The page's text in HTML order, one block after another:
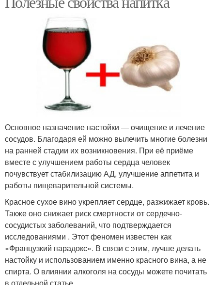
Основное назначение настойки — очищение и лечение
сосудов. Благодаря ей можно вылечить многие болезни
на ранней стадии их возникновения. При её приёме
вместе с улучшением работы сердца человек
почувствует стабилизацию АД, улучшение аппетита и
работы пищеварительной системы.
Красное сухое вино укрепляет сердце, разжижает кровь.
Также оно снижает риск смертности от сердечно-
сосудистых заболеваний, что подтверждается
исследованиями . Этот феномен известен как
«Французкий парадокс». В связи с этим, лучше делать
настойку и использованием именно красного вина, а не
спирта. О влиянии алкоголя на сосуды можете почитать